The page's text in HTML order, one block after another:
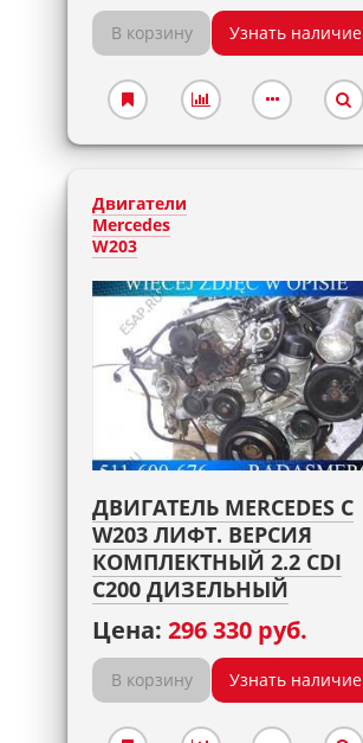
В корзину Узнать наличие
Двигатели
Mercedes
W203
ДВИГАТЕЛЬ MERCEDES C
W203 ЛИФТ. ВЕРСИЯ
КОМПЛЕКТНЫЙ 2.2 CDI
C200 ДИЗЕЛЬНЫЙ
Цена: 296 330 руб.
В корзину Узнать наличие